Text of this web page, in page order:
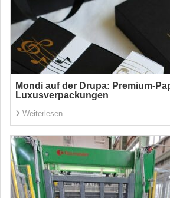
Mondi auf der Drupa: Premium-
Luxusverpackungen
Weiterlesen